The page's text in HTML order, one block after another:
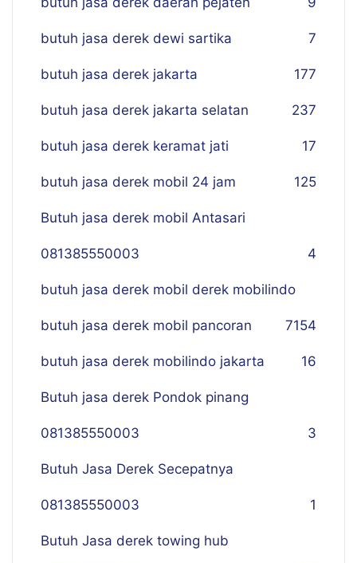
butuh jasa derek dewi sartika 7
butuh jasa derek jakarta 177
butuh jasa derek jakarta selatan 237
butuh jasa derek keramat jati 17
butuh jasa derek mobil 24 jam 125
Butuh jasa derek mobil Antasari
081385550003 4
butuh jasa derek mobil derek mobilindo
154
butuh jasa derek mobil pancoran 7
butuh jasa derek mobilindo jakarta 16
Butuh jasa derek Pondok pinang
081385550003 3
Butuh Jasa Derek Secepatnya
081385550003 1
Butuh Jasa derek towing hub